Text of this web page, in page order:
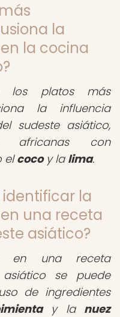
la
la cocina
platos más
la influencia
sudeste asiático,
africanas con
elcocoy la lima.
la
una receta
asiático?
en una receta
se puede
de ingredientes
y la nuez